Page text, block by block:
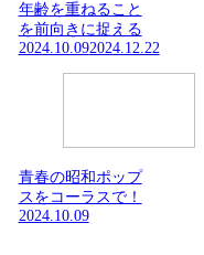
年齢を重ねること
を前向きに捉える
2024.10.092024.12.22
青春の昭和ポップ
スをコーラスで！
2024.10.09